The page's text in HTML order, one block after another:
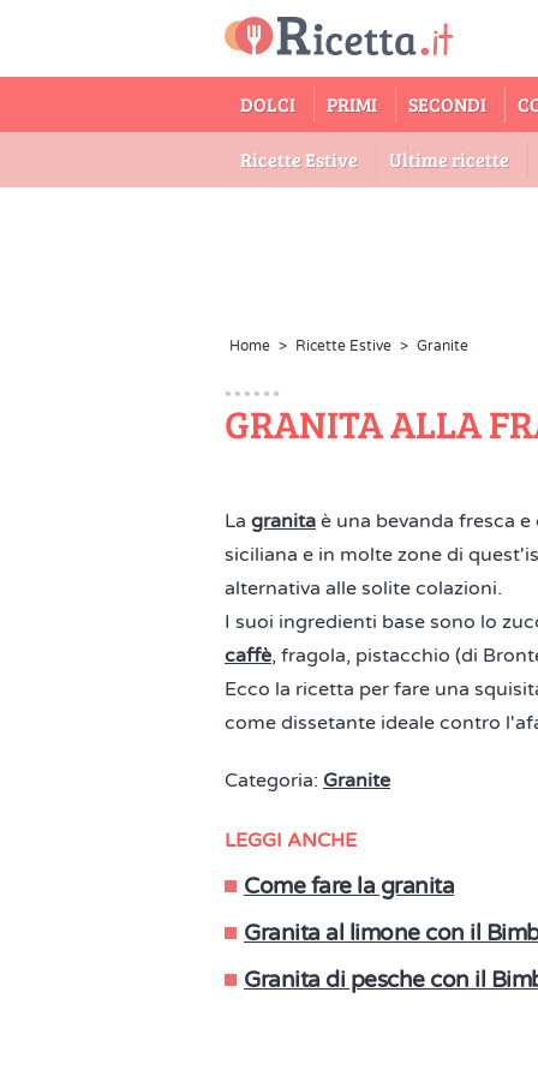
DOLCI PRIMI SECONDI
Ricette Estive Ultime ricette
Home > Ricette Estive > Granite
GRANITA ALLA
La granita è una bevanda fresca
siciliana e in molte zone di
alternativa alle solite colazioni.
I suoi ingredienti base sono lo
caffè, fragola, pistacchio (di
Ecco la ricetta per fare una
come dissetante ideale contro
Categoria: Granite
LEGGI ANCHE
Come fare la granita
Granita al limone con il
Granita di pesche con il